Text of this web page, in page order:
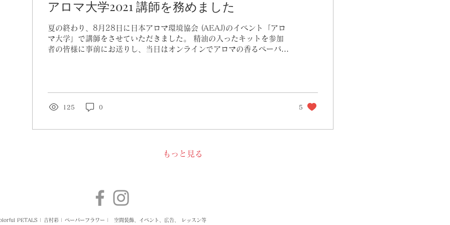
アロマ大学2021 講師を務めました
夏の終わり、8月28日に日本アロマ環境協会 (AEAJ)のイベント「アロ
マ大学」で講師をさせていただきました。 精油の入ったキットを参加
者の皆様に事前にお送りし、当日はオンラインでアロマの香るペーパー
125 0 5
もっと見る
PETALS | 吉村彩 | ペーパーフラワー | 空間装飾、イベント 、広告、 レッスン等